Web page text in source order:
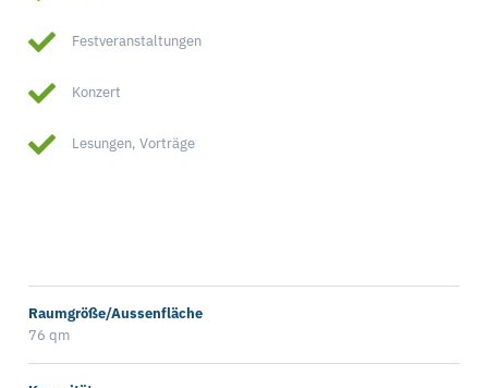
Festveranstaltungen
Konzert
Lesungen, Vorträge
Raumgröße/Aussenfläche
76 qm